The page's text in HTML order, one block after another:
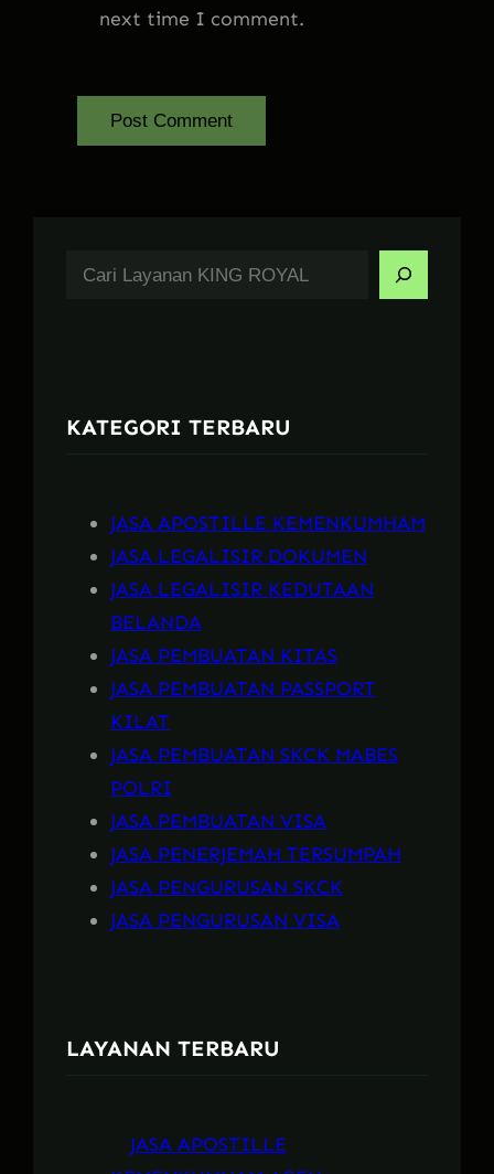
next time I comment.
h
KATEGORI TERBARU
JASA APOSTILLE KEMENKUMHAM
JASA LEGALISIR DOKUMEN
JASA LEGALISIR KEDUTAAN
BELANDA
JASA PEMBUATAN KITAS
JASA PEMBUATAN PASSPORT
KILAT
JASA PEMBUATAN SKCK MABES
POLRI
JASA PEMBUATAN VISA
JASA PENERJEMAH TERSUMPAH
JASA PENGURUSAN SKCK
JASA PENGURUSAN VISA
LAYANAN TERBARU
JASA APOSTILLE